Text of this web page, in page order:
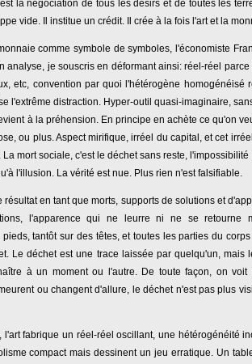
la négociation de tous les désirs et de toutes les
vide. Il institue un crédit. Il crée à la fois l'art et la
comme symbole de symboles, l'économiste
analyse, je souscris en déformant ainsi: réel-réel
etc, convention par quoi l'hétérogène homogénéisé
l'extrême distraction. Hyper-outil quasi-imaginaire,
à la préhension. En principe en achète ce qu'on
ou plus. Aspect mirifique, irréel du capital, et cet
mort sociale, c'est le déchet sans reste,
l'illusion. La vérité est nue. Plus rien n'est falsifiable.
résultat en tant que morts, supports de solutions et
l'apparence qui ne leurre ni ne se retourne
tantôt sur des têtes, et toutes les parties du
Le déchet est une trace laissée par quelqu'un, mais
à un moment ou l'autre. De toute façon, on voit
ou changent d'allure, le déchet n'est pas plus
fabrique un réel-réel oscillant, une hétérogénéité
compact mais dessinent un jeu erratique. Un